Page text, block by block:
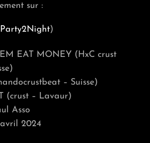
sur :
Party2Night)
EAT MONEY (HxC crust
– Suisse)
(crust – Lavaur)
Asso
avril 2024